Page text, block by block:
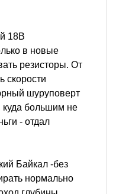
18В
в новые
резисторы. От
скорости
шуруповерт
куда большим не
- отдал
Байкал -без
нормально